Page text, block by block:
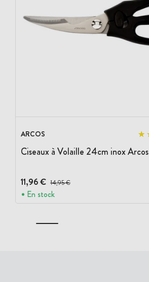
ARCOS
Ciseaux à Volaille 24cm inox Arcos
11,96 € Prix avant réduction :
14,95 €
En stock